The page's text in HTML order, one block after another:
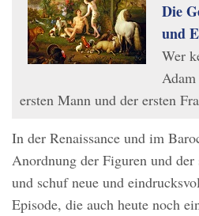
Die
und
Wer
ersten Mann und der ersten
In der Renaissance und im
Anordnung der Figuren und
und schuf neue und
Episode, die auch heute noch